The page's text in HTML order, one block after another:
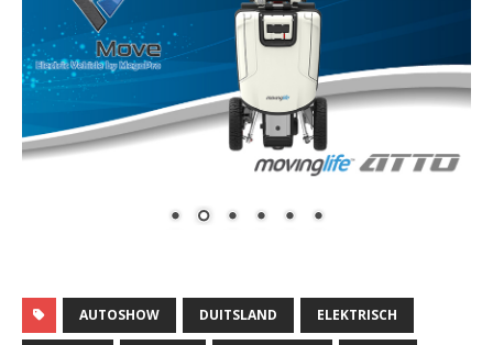
AUTOSHOW DUITSLAND ELEKTRISCH